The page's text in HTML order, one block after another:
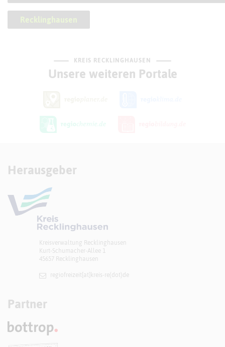
Recklinghausen
KREIS RECKLINGHAUSEN
Unsere weiteren Portale
Herausgeber
Kreisverwaltung Recklinghausen
Kurt-Schumacher-Allee 1
45657 Recklinghausen
regiofreizeit[at]​kreis-re(dot)de
Partner